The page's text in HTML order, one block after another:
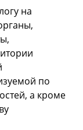
на
по
а кроме